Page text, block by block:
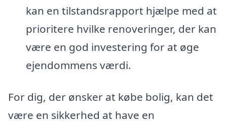
kan en tilstandsrapport hjælpe med at
prioritere hvilke renoveringer, der kan
være en god investering for at øge
ejendommens værdi.
For dig, der ønsker at købe bolig, kan det
være en sikkerhed at have en